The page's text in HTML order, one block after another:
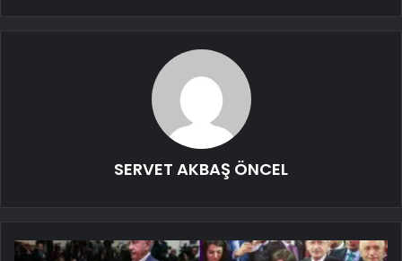
SERVET AKBAŞ ÖNCEL